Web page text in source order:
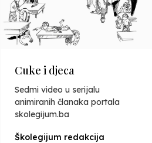
Cuke i djeca
Sedmi video u serijalu
animiranih članaka portala
skolegijum.ba
Školegijum redakcija